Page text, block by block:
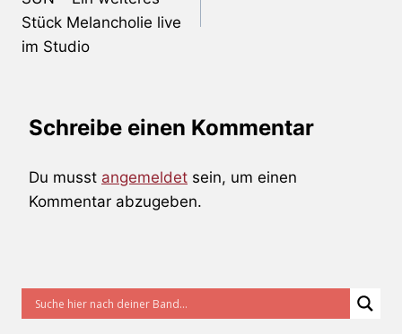
Stück Melancholie live
im Studio
Schreibe einen Kommentar
Du musst angemeldet sein, um einen
Kommentar abzugeben.